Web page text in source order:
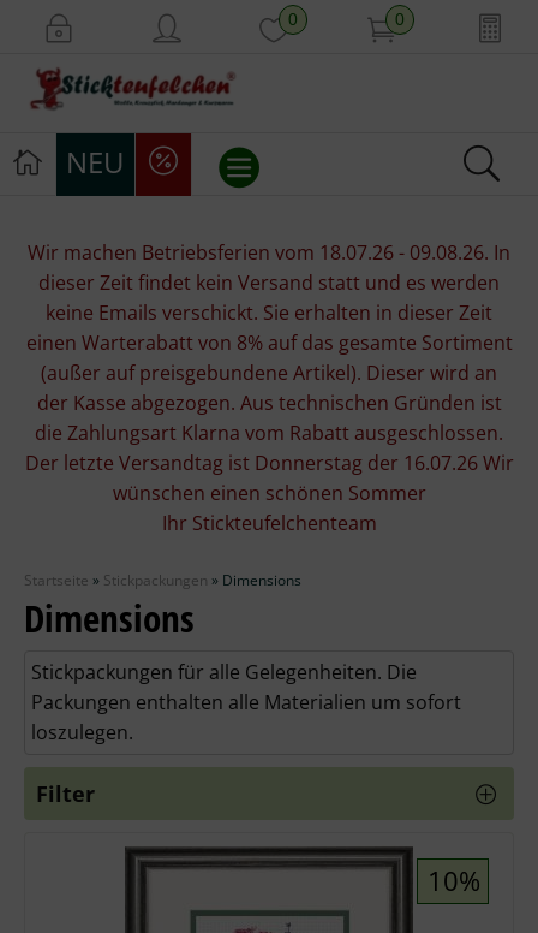
0 0
NEU
Stickpackungen
Stickgarne
Stoffe
Mill Hill Beads
Wolle
Stricknadeln
Knüpfpackungen
Ausverkauf
Wir machen Betriebsferien vom 18.07.26 - 09.08.26. In
dieser Zeit findet kein Versand statt und es werden
keine Emails verschickt. Sie erhalten in dieser Zeit
einen Warterabatt von 8% auf das gesamte Sortiment
(außer auf preisgebundene Artikel). Dieser wird an
der Kasse abgezogen. Aus technischen Gründen ist
die Zahlungsart Klarna vom Rabatt ausgeschlossen.
Der letzte Versandtag ist Donnerstag der 16.07.26 Wir
wünschen einen schönen Sommer
Ihr Stickteufelchenteam
Startseite » Stickpackungen » Dimensions
Dimensions
Stickpackungen für alle Gelegenheiten. Die
Packungen enthalten alle Materialien um sofort
loszulegen.
Filter
10%